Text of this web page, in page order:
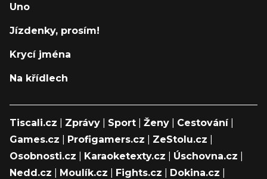
Uno
Jízdenky, prosím!
Krycí jména
Na křídlech
Tiscali.cz Zprávy Sport Ženy Cestování|
Games.cz
Profigamers.cz ZeStolu.cz
Osobnosti.cz
Karaoketexty.cz Úschovna.cz
Nedd.cz
Moulík.cz Fights.cz Dokina.cz